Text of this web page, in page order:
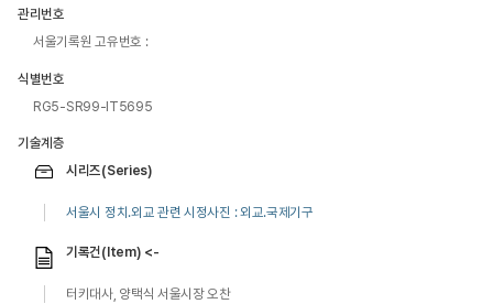
관리번호
서울기록원 고유번호 :
식별번호
RG5-SR99-IT5695
기술계층
시리즈(Series)
서울시 정치.외교 관련 시정사진 : 외교.국제기구
기록건(Item) <-
터키대사, 양택식 서울시장 오찬